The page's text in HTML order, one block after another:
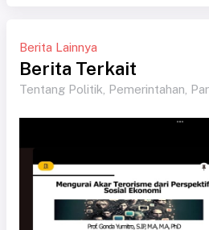
Berita Lainnya
Berita Terkait
Tentang Politik, Pemerintahan,